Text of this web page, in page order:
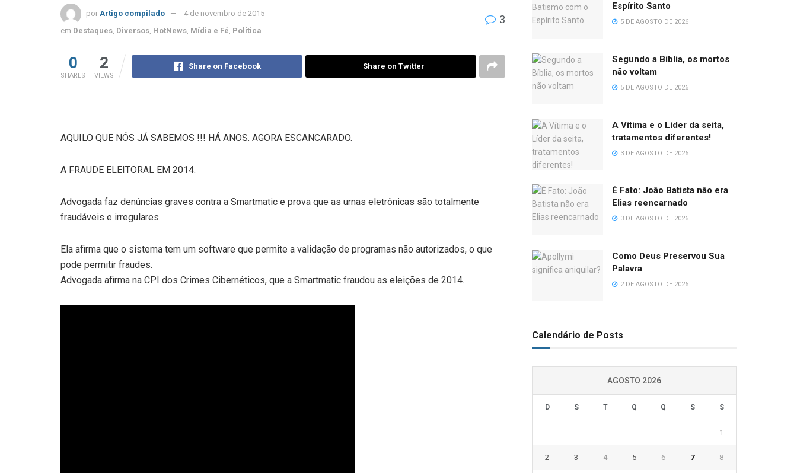
por Artigo compilado
4 de novembro de 2015
em Destaques Diversos HotNews Mídia e Fé Política
3
0
SHARES
2
VIEWS
Share on Facebook Share on Twitter
AQUILO QUE NÓS JÁ SABEMOS !!! HÁ ANOS. AGORA ESCANCARADO.
A FRAUDE ELEITORAL EM 2014.
Advogada faz denúncias graves contra a Smartmatic e prova que as urnas eletrônicas são totalmente
fraudáveis e irregulares.
Ela afirma que o sistema tem um software que permite a validação de programas não autorizados, o que
pode permitir fraudes.
Advogada afirma na CPI dos Crimes Cibernéticos, que a Smartmatic fraudou as eleições de 2014.
Espírito Santo
5 DE AGOSTO DE 2026
Segundo a Bíblia, os mortos
não voltam
5 DE AGOSTO DE 2026
A Vítima e o Líder da seita,
tratamentos diferentes!
3 DE AGOSTO DE 2026
É Fato: João Batista não era
Elias reencarnado
3 DE AGOSTO DE 2026
Como Deus Preservou Sua
Palavra
2 DE AGOSTO DE 2026
Calendário de Posts
AGOSTO 2026
D S T Q Q S S
1
2 3 4 5 6 7 8